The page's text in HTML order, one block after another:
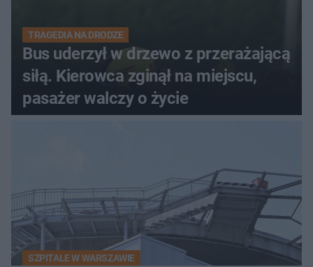
TRAGEDIA NA DRODZE
Bus uderzył w drzewo z przerażającą
siłą. Kierowca zginął na miejscu,
pasażer walczy o życie
SZPITALE W WARSZAWIE